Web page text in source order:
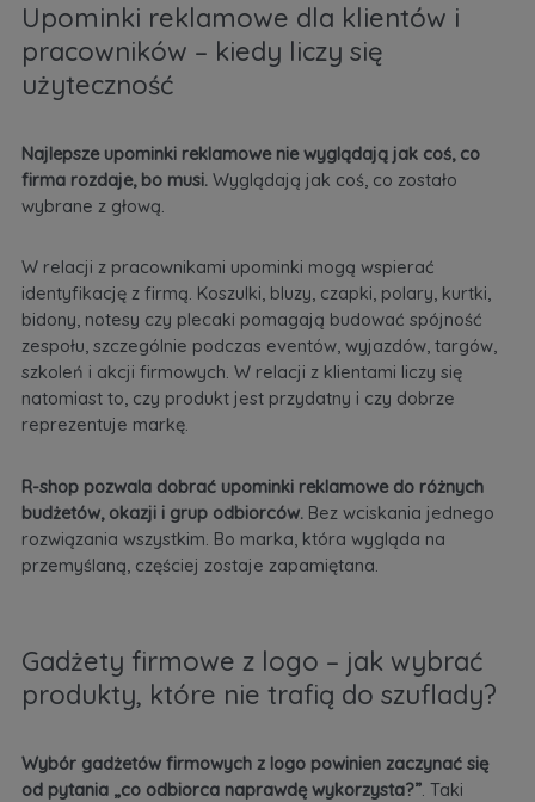
Upominki reklamowe dla klientów i
pracowników – kiedy liczy się
użyteczność
Najlepsze upominki reklamowe nie wyglądają jak coś, co
firma rozdaje, bo musi.Wyglądają jak coś, co zostało
wybrane z głową.
W relacji z pracownikami upominki mogą wspierać
identyfikację z firmą. Koszulki, bluzy, czapki, polary, kurtki,
bidony, notesy czy plecaki pomagają budować spójność
zespołu, szczególnie podczas eventów, wyjazdów, targów,
szkoleń i akcji firmowych. W relacji z klientami liczy się
natomiast to, czy produkt jest przydatny i czy dobrze
reprezentuje markę.
R-shop pozwala dobrać upominki reklamowe do różnych
budżetów, okazji i grup odbiorców.Bez wciskania jednego
rozwiązania wszystkim. Bo marka, która wygląda na
przemyślaną, częściej zostaje zapamiętana.
Gadżety firmowe z logo – jak wybrać
produkty, które nie trafią do szuflady?
Wybór gadżetów firmowych z logo powinien zaczynać się
od pytania „co odbiorca naprawdę wykorzysta?”. Taki